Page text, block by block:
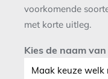
voorkomende
met korte uitleg.
Kies de naam